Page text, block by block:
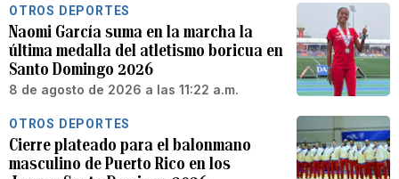
OTROS DEPORTES
Naomi García suma en la marcha la
última medalla del atletismo boricua en
Santo Domingo 2026
8 de agosto de 2026 a las 11:22 a.m.
OTROS DEPORTES
Cierre plateado para el balonmano
masculino de Puerto Rico en los